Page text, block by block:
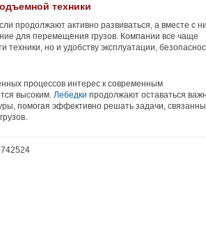
техники
продолжают активно развиваться, а вместе с
для перемещения грузов. Компании все чаще
но и удобству эксплуатации,
процессов интерес к современным
высоким. Лебедки продолжают оставаться
помогая эффективно решать задачи,